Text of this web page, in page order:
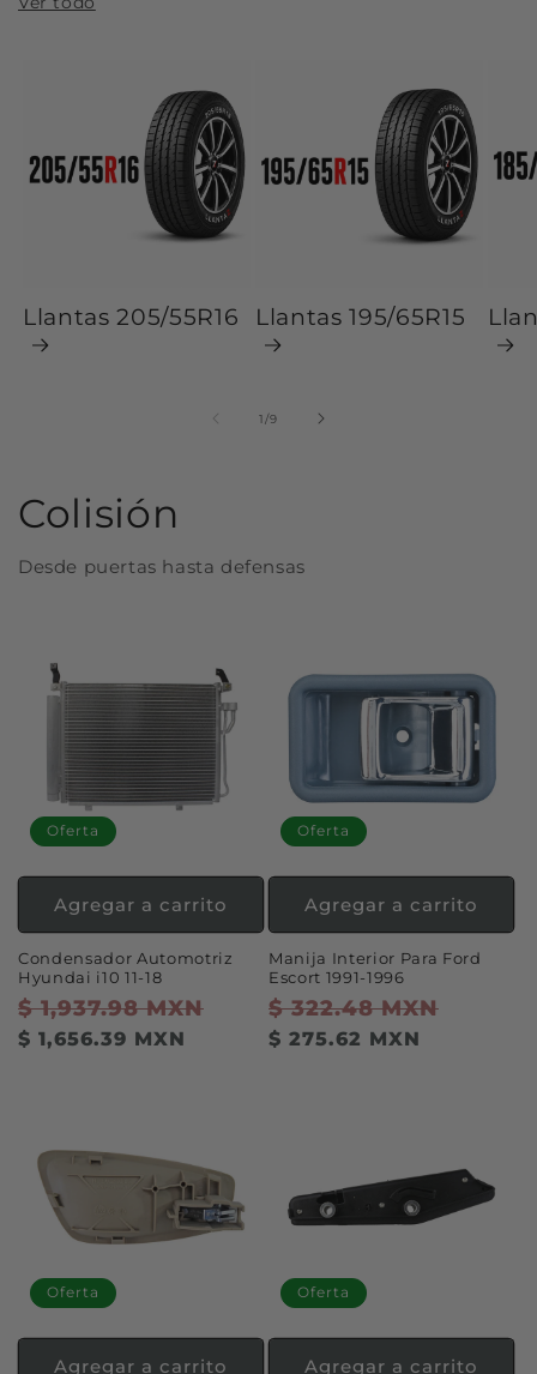
Llantas 205/55R16 Llantas 195/65R15
1/de
9
Colisión
Desde puertas hasta defensas
Oferta
Condensador Automotriz
Hyundai i10 11-18
Precio
habitual
$ 1,937.98 MXN
Precio
$ 1,656.39 MXN
Agregar a carrito
Oferta
Manija Interior Para Ford
Escort 1991-1996
Precio
habitual
$ 322.48 MXN
$ 275.62 MXN
Agregar a carrito
Oferta
Agregar a carrito
Oferta
Agregar a carrito